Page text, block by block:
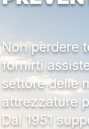
Non perdere
fornirti
settore delle
attrezzature
Dal 1951